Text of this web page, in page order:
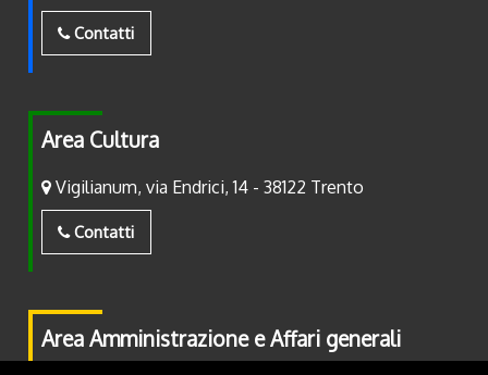
Contatti
Area Cultura
Vigilianum, via Endrici, 14 - 38122 Trento
Contatti
Area Amministrazione e Affari generali